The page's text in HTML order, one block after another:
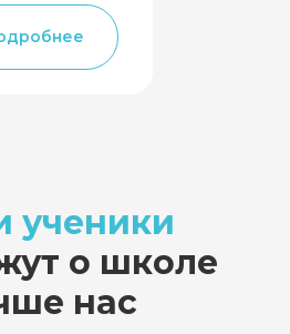
ученики
о школе
нас